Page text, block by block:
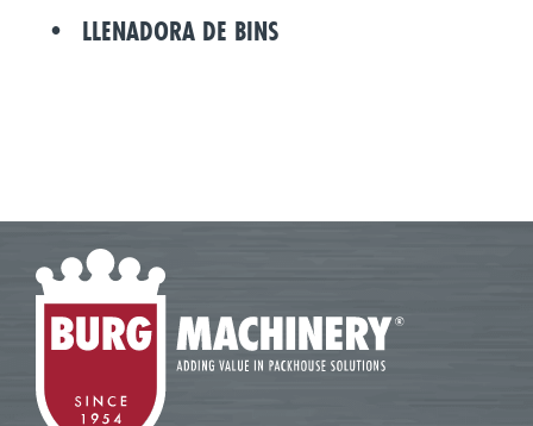
LLENADORA DE BINS